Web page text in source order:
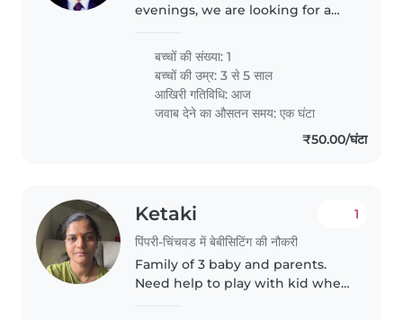
evenings, we are looking for a
3.5 year old daughter from
school and can take care of her
from around 5pm until 10pm. We
are..
बच्चों की संख्या: 1
बच्चों की उम्र:3 से 5 साल
आखिरी गतिविधि: आज
जवाब देने का औसतन समय: एक घंटा
₹50.00/घंटा
Ketaki
पिंपरी-चिंचवड में बेबीसिटिंग की नौकरी
1
Family of 3 baby and parents.
Need help to play with kid when